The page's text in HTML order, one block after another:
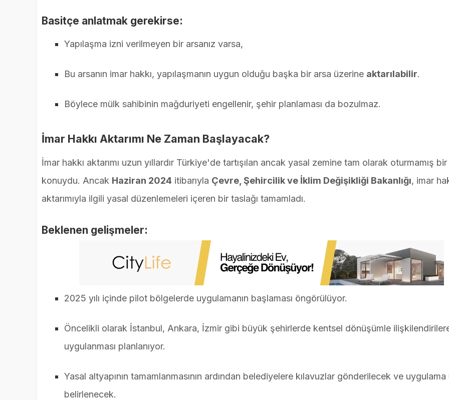
Basitçe anlatmak gerekirse:
Yapılaşma izni verilmeyen bir arsanız varsa,
Bu arsanın imar hakkı, yapılaşmanın uygun olduğu başka bir arsa üzerine aktarılabilir.
Böylece mülk sahibinin mağduriyeti engellenir, şehir planlaması da bozulmaz.
İmar Hakkı Aktarımı Ne Zaman Başlayacak?
İmar hakkı aktarımı uzun yıllardır Türkiye'de tartışılan ancak yasal zemine tam olarak oturmamış bir
konuydu. Ancak Haziran 2024 itibarıyla Çevre, Şehircilik ve İklim Değişikliği Bakanlığı, imar
aktarımıyla ilgili yasal düzenlemeleri içeren bir taslağı tamamladı.
Beklenen gelişmeler:
2025 yılı içinde pilot bölgelerde uygulamanın başlaması öngörülüyor.
Öncelikli olarak İstanbul, Ankara, İzmir gibi büyük şehirlerde kentsel dönüşümle
uygulanması planlanıyor.
Yasal altyapının tamamlanmasının ardından belediyelere kılavuzlar gönderilecek ve uygulama
belirlenecek.